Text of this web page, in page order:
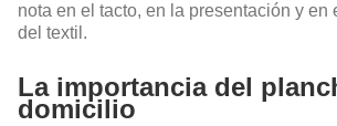
nota en el tacto, en la presentación y en
del textil.
La importancia del
domicilio